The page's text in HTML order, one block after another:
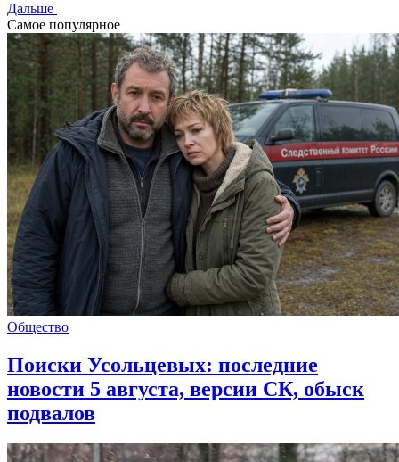
Дальше
Самое популярное
Общество
Поиски Усольцевых: последние
новости 5 августа, версии СК, обыск
подвалов